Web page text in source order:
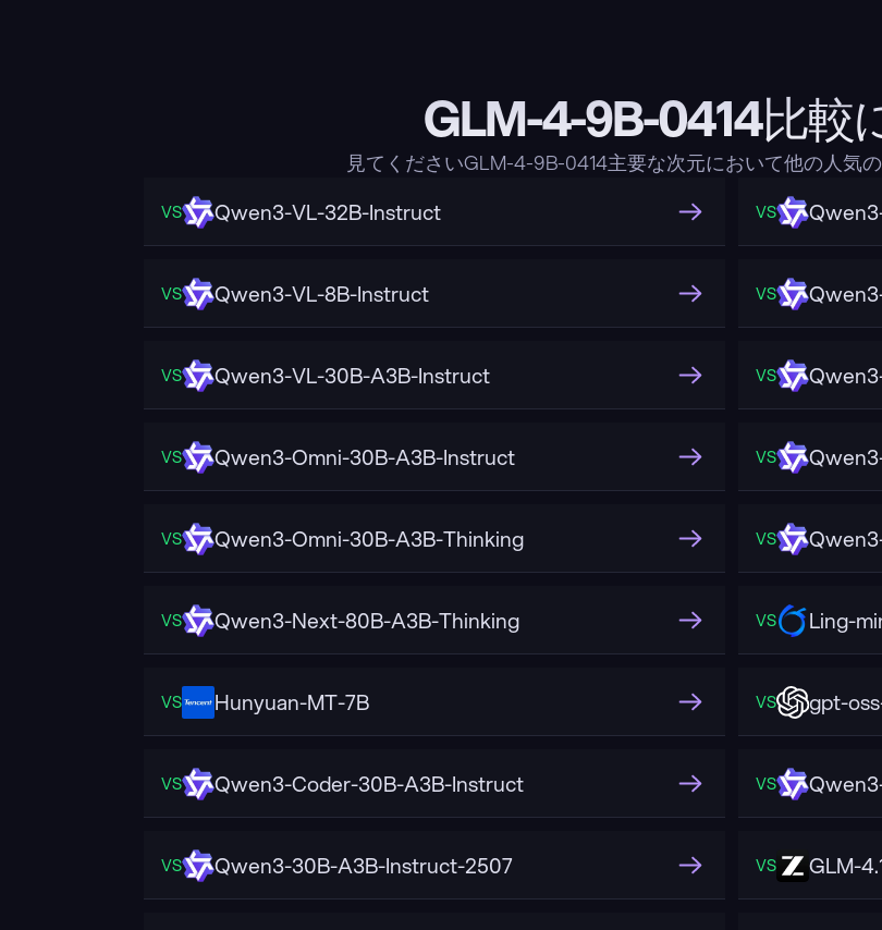
GLM-4-9B-0414比較
見てくださいGLM-4-9B-0414主要な次元において他の人気
VS Qwen3-VL-32B-Instruct VS
VS Qwen3-VL-8B-Instruct VS
VS Qwen3-VL-30B-A3B-Instruct VS
VS Qwen3-Omni-30B-A3B-Instruct VS
VS Qwen3-Omni-30B-A3B-Thinking VS
VS Qwen3-Next-80B-A3B-Thinking VS Ling-
VS Hunyuan-MT-7B VS gpt-
VS Qwen3-Coder-30B-A3B-Instruct VS
VS Qwen3-30B-A3B-Instruct-2507 VS GLM-